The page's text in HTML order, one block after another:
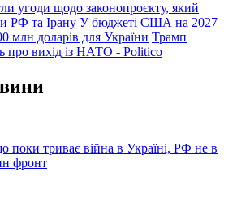
угоди щодо законопроєкту, який
РФ та Ірану У бюджеті США на 2027
млн доларів для України Трамп
про вихід із НАТО - Politico
триває війна в Україні, РФ не в
фронт